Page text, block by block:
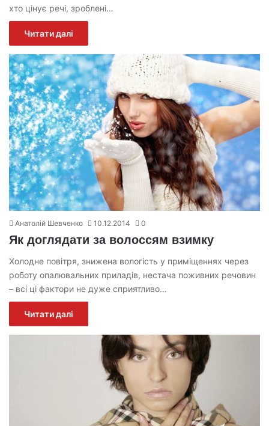
хто цінує речі, зроблені…
Читати далі
Анатолій Шевченко 10.12.2014 0
Як доглядати за волоссям взимку
Холодне повітря, знижена вологість у приміщеннях через
роботу опалювальних приладів, нестача поживних речовин
– всі ці фактори не дуже сприятливо…
Читати далі